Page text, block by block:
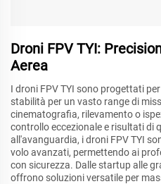
Droni FPV TYI:
Aerea
I droni FPV TYI sono progettati
stabilità per un vasto range di
cinematografia, rilevamento o
controllo eccezionale e risultati di
all'avanguardia, i droni FPV TYI
volo avanzati, permettendo ai
con sicurezza. Dalle startup alle
offrono soluzioni versatile per